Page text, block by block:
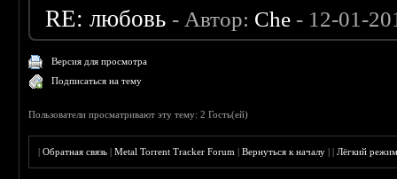
RE: любовь - Автор: Che - 12-01-
Версия для просмотра
Подписаться на тему
Пользователи просматривают эту тему: 2 Гость(ей)
|Обратная связь |Metal Torrent Tracker Forum |Вернуться к началу ||Лёгкий